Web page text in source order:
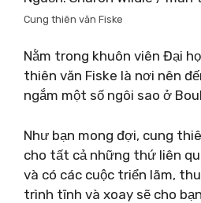
Cung thiên văn Fiske
Nằm trong khuôn viên Đại
thiên văn Fiske là nơi nên
ngắm một số ngôi sao ở
Như bạn mong đợi, cung
cho tất cả những thứ liên
và có các cuộc triển lãm,
trình tĩnh và xoay sẽ cho